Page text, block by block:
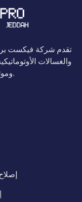
تقدم شركة فيكست
والغسالات
وموثوقة لأجهزتكم المنزلية.